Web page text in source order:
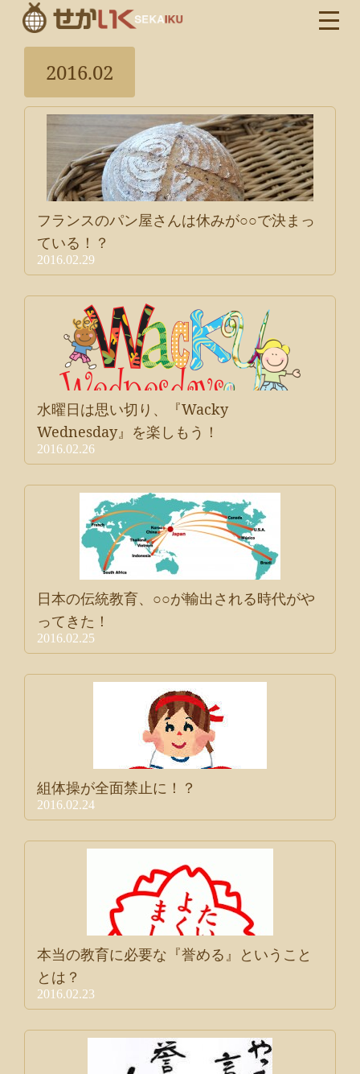
2016.02
フランスのパン屋さんは休みが○○で決まっ
ている！？
2016.02.29
水曜日は思い切り、『Wacky
Wednesday』を楽しもう！
2016.02.26
日本の伝統教育、○○が輸出される時代がや
ってきた！
2016.02.25
組体操が全面禁止に！？
2016.02.24
本当の教育に必要な『誉める』ということ
とは？
2016.02.23